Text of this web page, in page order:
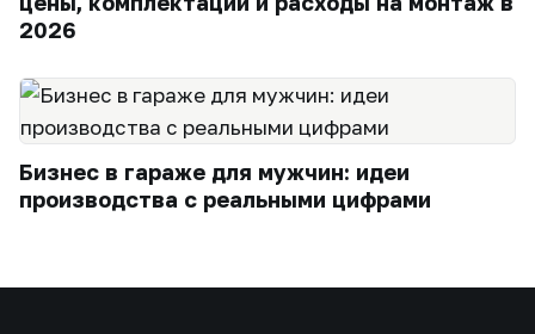
2026
Бизнес в гараже для мужчин: идеи
производства с реальными цифрами